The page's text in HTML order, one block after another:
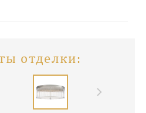
отделки: